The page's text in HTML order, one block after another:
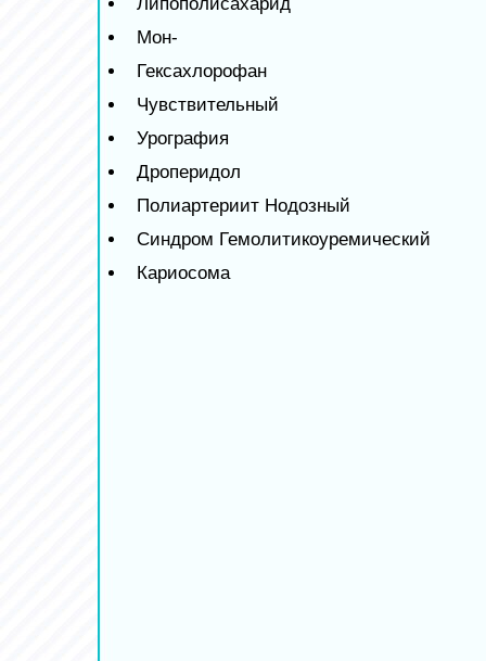
Мон-
Гексахлорофан
Чувствительный
Урография
Дроперидол
Полиартериит Нодозный
Синдром Гемолитикоуремический
Кариосома